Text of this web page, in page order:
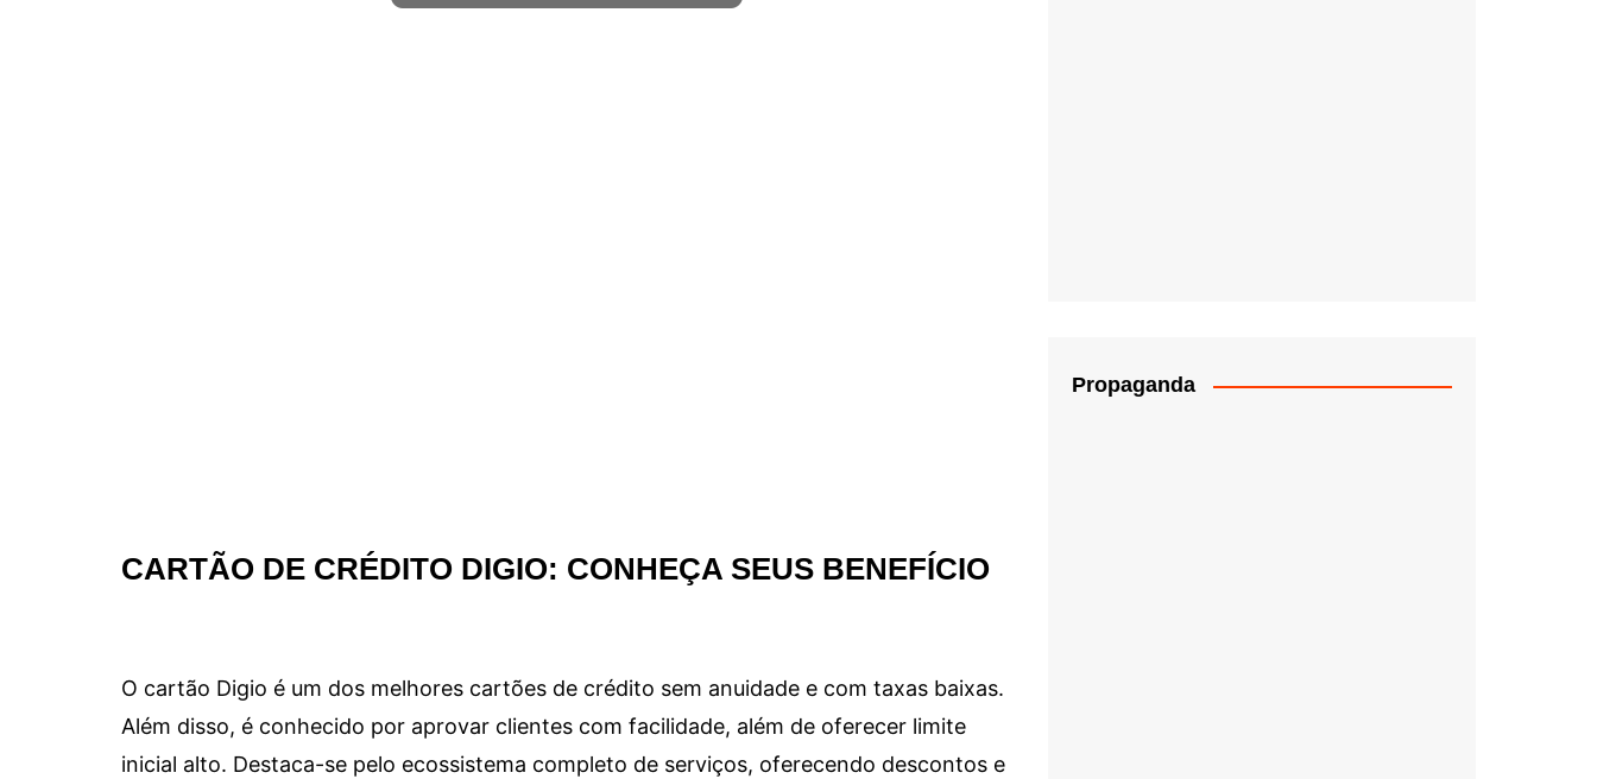
CARTÃO DE CRÉDITO DIGIO: CONHEÇA SEUS BENEFÍCIO
O cartão Digio é um dos melhores cartões de crédito sem anuidade e com taxas baixas.
Além disso, é conhecido por aprovar clientes com facilidade, além de oferecer limite
inicial alto. Destaca-se pelo ecossistema completo de serviços, oferecendo descontos e
Propaganda